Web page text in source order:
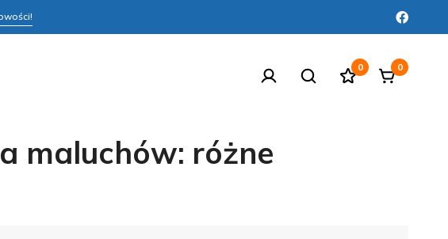
0 0
maluchów: różne